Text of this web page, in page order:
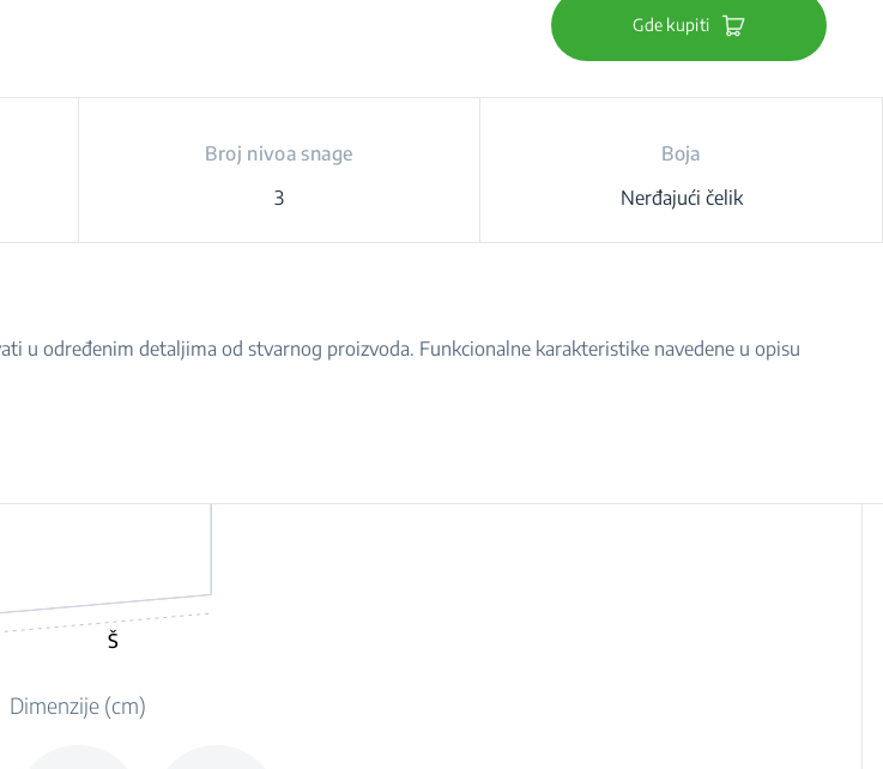
Gde kupiti
Broj nivoa snage
3
Boja
Nerđajući čelik
u određenim detaljima od stvarnog proizvoda. Funkcionalne karakteristike navedene u opisu
Š
Dimenzije (cm)